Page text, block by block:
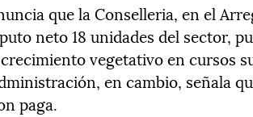
que la Conselleria, en el
neto 18 unidades del sector,
vegetativo en cursos
en cambio, señala
paga.